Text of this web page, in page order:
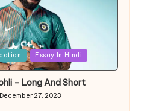
Essay In Hindi
– Long And Short
December 27, 2023